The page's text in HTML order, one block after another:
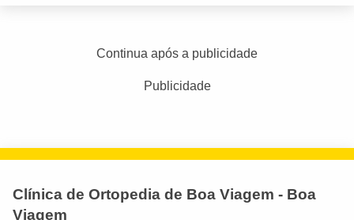
Continua após a publicidade
Publicidade
Clínica de Ortopedia de Boa Viagem - Boa
Viagem